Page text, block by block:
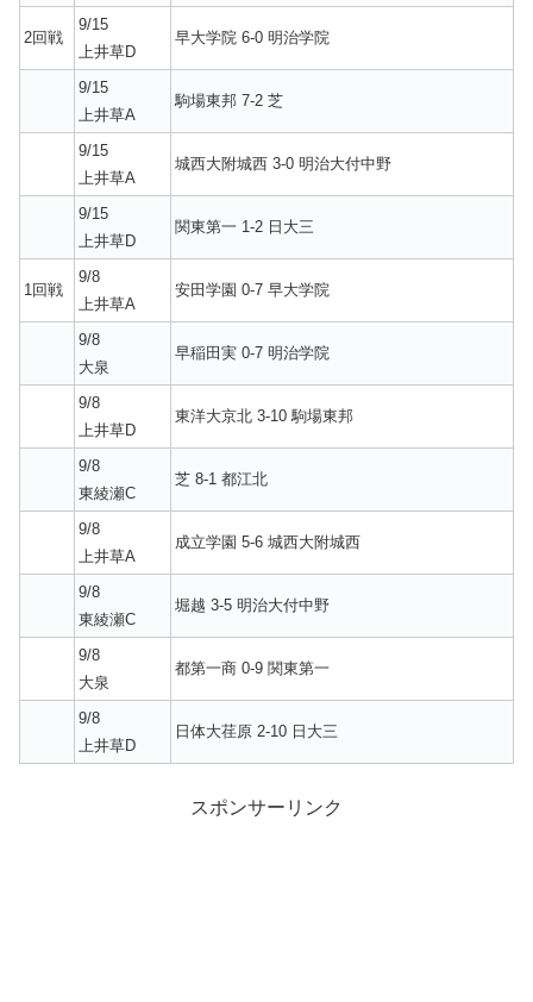
2回戦
9/15
上井草D
早大学院 6-0 明治学院
9/15
上井草A
駒場東邦 7-2 芝
9/15
上井草A
城西大附城西 3-0 明治大付中野
9/15
上井草D
関東第一 1-2 日大三
1回戦
9/8
上井草A
安田学園 0-7 早大学院
9/8
大泉
早稲田実 0-7 明治学院
9/8
上井草D
東洋大京北 3-10 駒場東邦
9/8
東綾瀬C
芝 8-1 都江北
9/8
上井草A
成立学園 5-6 城西大附城西
9/8
東綾瀬C
堀越 3-5 明治大付中野
9/8
大泉
都第一商 0-9 関東第一
9/8
上井草D
日体大荏原 2-10 日大三
スポンサーリンク